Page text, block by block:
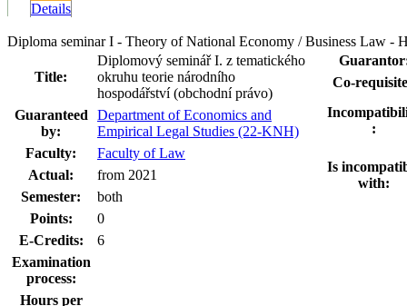
Details
Diploma seminar I - Theory of National Economy / Business Law -
Title:
Diplomový seminář I. z tematického
okruhu teorie národního
hospodářství (obchodní právo)
Guaranteed
by:
Department of Economics and
Empirical Legal Studies (22-KNH)
Faculty:
Faculty of Law
Actual:
from 2021
Semester:
both
Points:
0
E-Credits:
6
Examination
process:
Hours per
Co-
:
Is
with: